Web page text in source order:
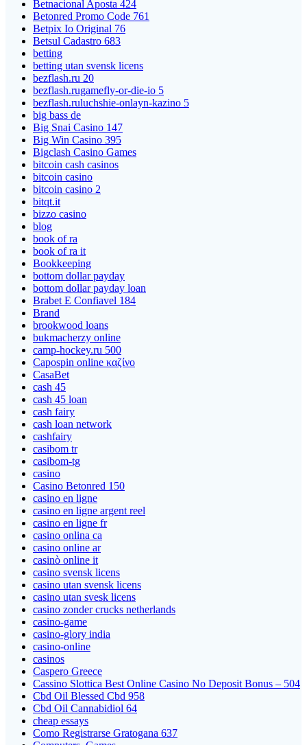
Betnacional Aposta 424
Betonred Promo Code 761
Betpix Io Original 76
Betsul Cadastro 683
betting
betting utan svensk licens
bezflash.ru 20
bezflash.rugamefly-or-die-io 5
bezflash.ruluchshie-onlayn-kazino 5
big bass de
Big Snai Casino 147
Big Win Casino 395
Bigclash Casino Games
bitcoin cash casinos
bitcoin casino
bitcoin casino 2
bitqt.it
bizzo casino
blog
book of ra
book of ra it
Bookkeeping
bottom dollar payday
bottom dollar payday loan
Brabet E Confiavel 184
Brand
brookwood loans
bukmacherzy online
camp-hockey.ru 500
Capospin online καζίνο
CasaBet
cash 45
cash 45 loan
cash fairy
cash loan network
cashfairy
casibom tr
casibom-tg
casino
Casino Betonred 150
casino en ligne
casino en ligne argent reel
casino en ligne fr
casino onlina ca
casino online ar
casinò online it
casino svensk licens
casino utan svensk licens
casino utan svesk licens
casino zonder crucks netherlands
casino-game
casino-glory india
casino-online
casinos
Caspero Greece
Cassino Slottica Best Online Casino No Deposit Bonus – 504
Cbd Oil Blessed Cbd 958
Cbd Oil Cannabidiol 64
cheap essays
Como Registrarse Gratogana 637